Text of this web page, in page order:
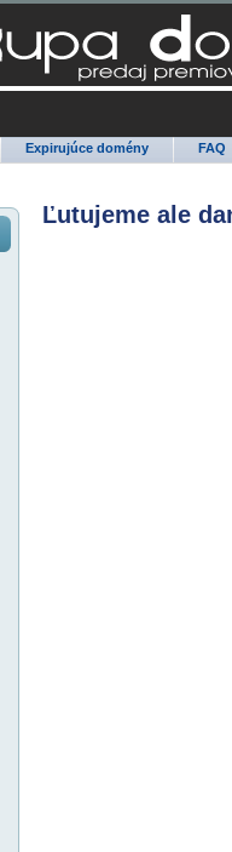
Expirujúce domény FAQ
Ľutujeme ale